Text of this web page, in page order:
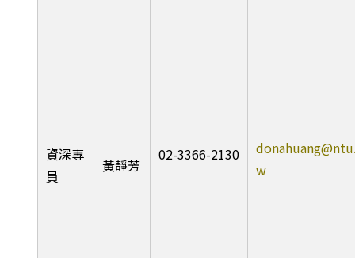
資深專
員
黃靜芳
02-3366-2130
w